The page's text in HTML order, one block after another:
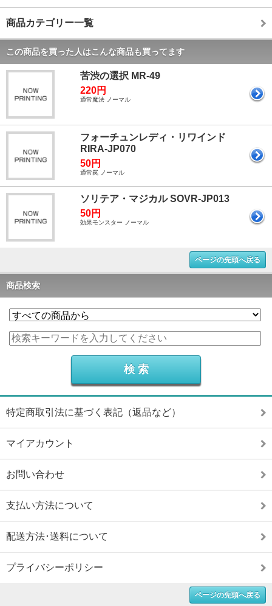
商品カテゴリー一覧
この商品を買った人はこんな商品も買ってます
苦渋の選択 MR-49
220円
通常魔法 ノーマル
フォーチュンレディ・リワインド
RIRA-JP070
50円
通常罠 ノーマル
ソリテア・マジカル SOVR-JP013
50円
効果モンスター ノーマル
ページの先頭へ戻る
商品検索
特定商取引法に基づく表記（返品など）
マイアカウント
お問い合わせ
支払い方法について
配送方法･送料について
プライバシーポリシー
ページの先頭へ戻る